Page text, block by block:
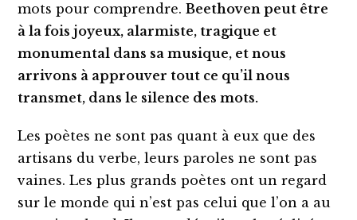
mots pour comprendre.Beethoven peut être
à la fois joyeux, alarmiste, tragique et
monumental dans sa musique, et nous
arrivons à approuver tout ce qu’il nous
transmet, dans le silence des mots.
Les poètes ne sont pas quant à eux que des
artisans du verbe, leurs paroles ne sont pas
vaines. Les plus grands poètes ont un regard
sur le monde qui n’est pas celui que l’on a au